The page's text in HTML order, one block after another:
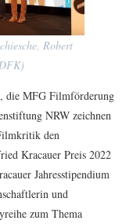
Robert
die MFG Filmförderung
NRW zeichnen
den
Kracauer Preis 2022
Jahresstipendium
und
zum Thema